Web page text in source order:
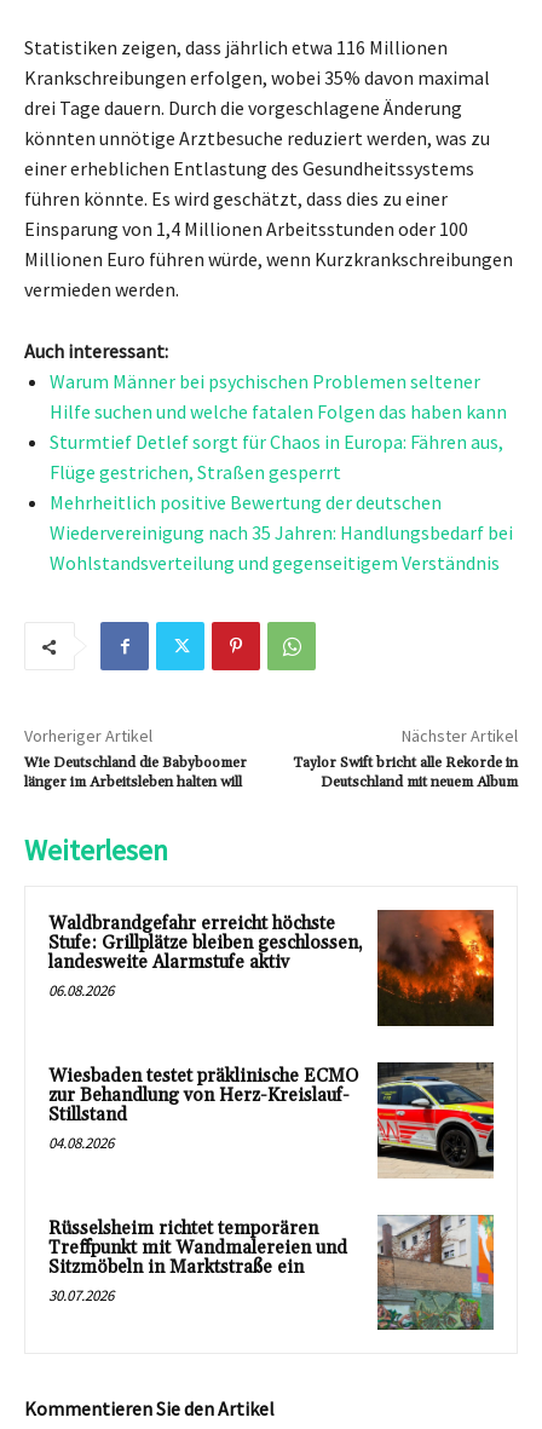
Statistiken zeigen, dass jährlich etwa 116 Millionen
Krankschreibungen erfolgen, wobei 35% davon maximal
drei Tage dauern. Durch die vorgeschlagene Änderung
könnten unnötige Arztbesuche reduziert werden, was zu
einer erheblichen Entlastung des Gesundheitssystems
führen könnte. Es wird geschätzt, dass dies zu einer
Einsparung von 1,4 Millionen Arbeitsstunden oder 100
Millionen Euro führen würde, wenn Kurzkrankschreibungen
vermieden werden.
Auch interessant:
Warum Männer bei psychischen Problemen seltener
Hilfe suchen und welche fatalen Folgen das haben kann
Sturmtief Detlef sorgt für Chaos in Europa: Fähren aus,
Flüge gestrichen, Straßen gesperrt
Mehrheitlich positive Bewertung der deutschen
Wiedervereinigung nach 35 Jahren: Handlungsbedarf bei
Wohlstandsverteilung und gegenseitigem Verständnis
Vorheriger Artikel
Wie Deutschland die Babyboomer
länger im Arbeitsleben halten will
Nächster Artikel
Taylor Swift bricht alle Rekorde in
Deutschland mit neuem Album
Weiterlesen
Waldbrandgefahr erreicht höchste
Stufe: Grillplätze bleiben geschlossen,
landesweite Alarmstufe aktiv
06.08.2026
Wiesbaden testet präklinische ECMO
zur Behandlung von Herz-Kreislauf-
Stillstand
04.08.2026
Rüsselsheim richtet temporären
Treffpunkt mit Wandmalereien und
Sitzmöbeln in Marktstraße ein
30.07.2026
Kommentieren Sie den Artikel